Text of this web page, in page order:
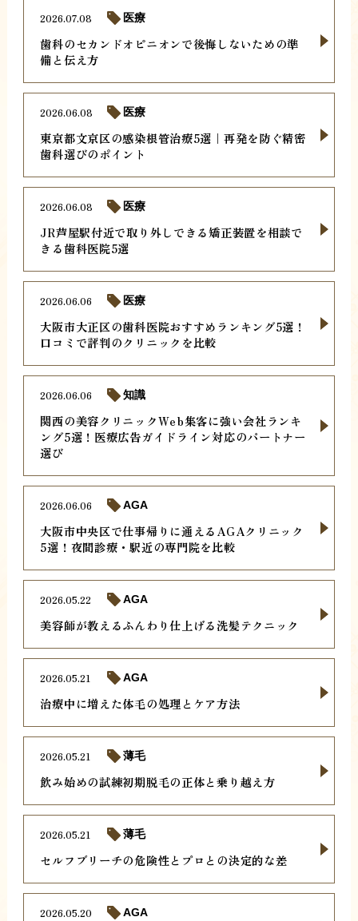
歯科のセカンドオピニオンで後悔しないための準
備と伝え方
2026.07.08 医療
東京都文京区の感染根管治療5選｜再発を防ぐ精密
歯科選びのポイント
2026.06.08 医療
JR芦屋駅付近で取り外しできる矯正装置を相談で
きる歯科医院5選
2026.06.08 医療
大阪市大正区の歯科医院おすすめランキング5選！
口コミで評判のクリニックを比較
2026.06.06 医療
関西の美容クリニックWeb集客に強い会社ランキ
ング5選！医療広告ガイドライン対応のパートナー
選び
2026.06.06 知識
大阪市中央区で仕事帰りに通えるAGAクリニック
5選！夜間診療・駅近の専門院を比較
2026.06.06 AGA
美容師が教えるふんわり仕上げる洗髪テクニック
2026.05.22 AGA
治療中に増えた体毛の処理とケア方法
2026.05.21 AGA
飲み始めの試練初期脱毛の正体と乗り越え方
2026.05.21 薄毛
セルフブリーチの危険性とプロとの決定的な差
2026.05.21 薄毛
2026.05.20 AGA